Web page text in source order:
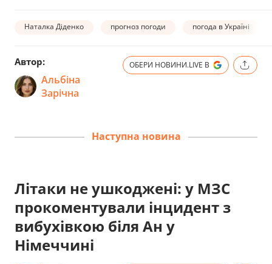
Наталка Діденко прогноз погоди погода в Україні
Автор:
Альбіна
Зарічна
ОБЕРИ НОВИНИ.LIVE В
Наступна новина
Літаки не ушкоджені: у МЗС
прокоментували інцидент з
вибухівкою біля Ан у
Німеччині